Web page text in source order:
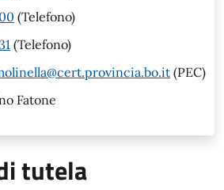
(Telefono)
(Telefono)
(PEC)
Fatone
tutela